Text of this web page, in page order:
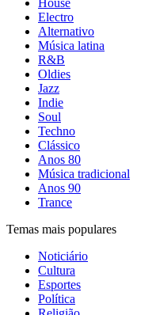
House
Electro
Alternativo
Música latina
R&B
Oldies
Jazz
Indie
Soul
Techno
Clássico
Anos 80
Música tradicional
Anos 90
Trance
Temas mais populares
Noticiário
Cultura
Esportes
Política